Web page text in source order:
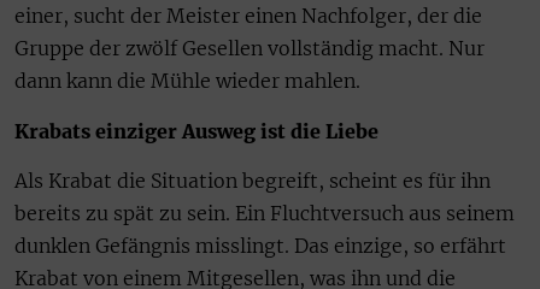
einer, sucht der Meister einen Nachfolger, der die
Gruppe der zwölf Gesellen vollständig macht. Nur
dann kann die Mühle wieder mahlen.
Krabats einziger Ausweg ist die Liebe
Als Krabat die Situation begreift, scheint es für ihn
bereits zu spät zu sein. Ein Fluchtversuch aus seinem
dunklen Gefängnis misslingt. Das einzige, so erfährt
Krabat von einem Mitgesellen, was ihn und die